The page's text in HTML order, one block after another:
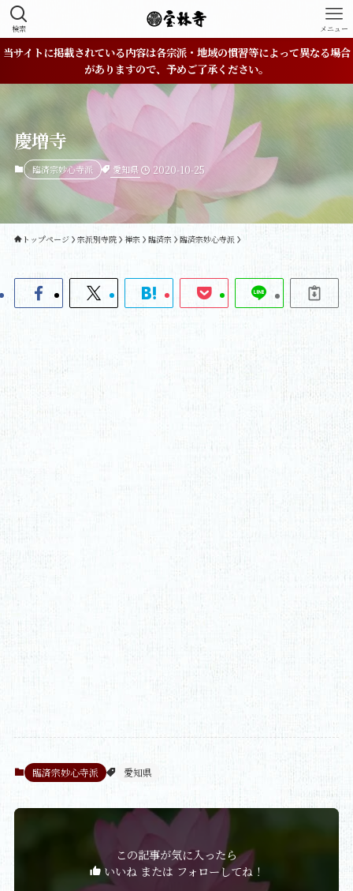
検索 メニュー
当サイトに掲載されている内容は各宗派・地域の慣習等によって異なる場合
がありますので、予めご了承ください。
慶増寺
臨済宗妙心寺派 愛知県 2020-10-25
トップページ 宗派別寺院 禅宗 臨済宗 臨済宗妙心寺派
臨済宗妙心寺派 愛知県
この記事が気に入ったら
いいね または フォローしてね！